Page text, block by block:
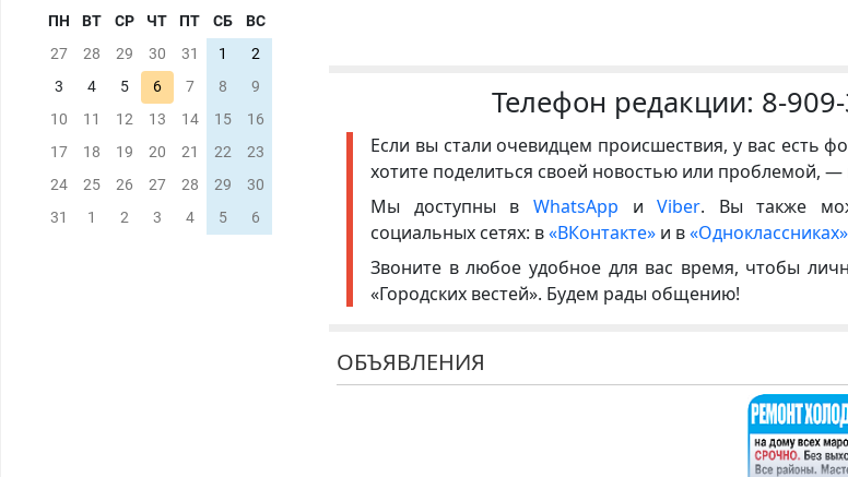
Телефон редакции: 8-
Если вы стали очевидцем происшествия, у вас есть
хотите поделиться своей новостью или проблемой,
Мы доступны в WhatsApp иViber. Вы также
социальных сетях: в«ВКонтакте» и в«Одноклассниках»
Звоните в любое удобное для вас время, чтобы
«Городских вестей». Будем рады общению!
ОБЪЯВЛЕНИЯ
ПН
ВТ СР ЧТ ПТ СБ
ВС
27
28 29 30 31 1
2
3
4 5 6 7 8
9
10
11 12 13 14 15
16
17
18 19 20 21 22
23
24
25 26 27 28 29
30
31
1 2 3 4 5 6